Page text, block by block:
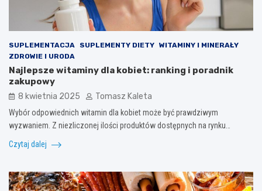
SUPLEMENTACJA SUPLEMENTY DIETY WITAMINY I MINERAŁY
ZDROWIE I URODA
Najlepsze witaminy dla kobiet: ranking i poradnik
zakupowy
8 kwietnia 2025 Tomasz Kaleta
Wybór odpowiednich witamin dla kobiet może być prawdziwym
wyzwaniem. Z niezliczonej ilości produktów dostępnych na rynku…
Czytaj dalej